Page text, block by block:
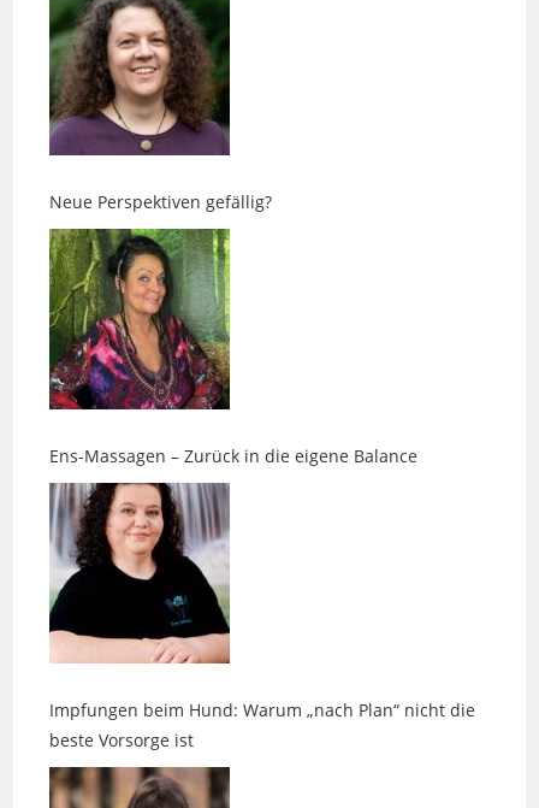
Neue Perspektiven gefällig?
Ens-Massagen – Zurück in die eigene Balance
Impfungen beim Hund: Warum „nach Plan“ nicht die